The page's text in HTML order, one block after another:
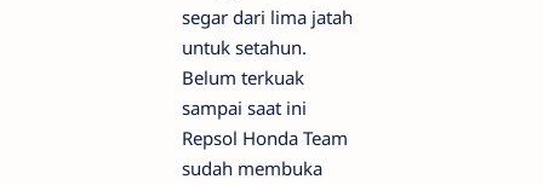
segar dari lima jatah
untuk setahun.
Belum terkuak
sampai saat ini
Repsol Honda Team
sudah membuka